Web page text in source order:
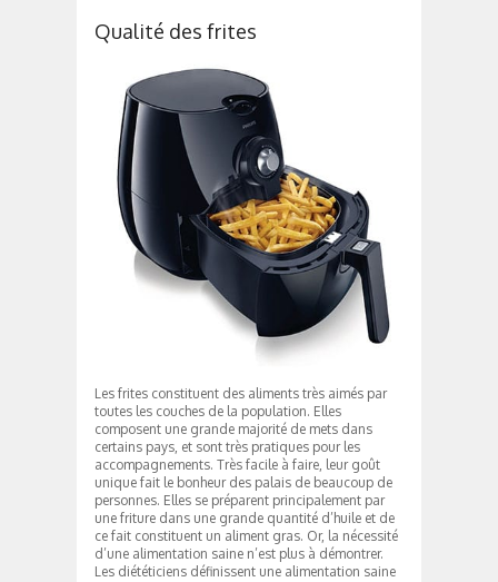
Qualité des frites
Les frites constituent des aliments très aimés par
toutes les couches de la population. Elles
composent une grande majorité de mets dans
certains pays, et sont très pratiques pour les
accompagnements. Très facile à faire, leur goût
unique fait le bonheur des palais de beaucoup de
personnes. Elles se préparent principalement par
une friture dans une grande quantité d’huile et de
ce fait constituent un aliment gras. Or, la nécessité
d’une alimentation saine n’est plus à démontrer.
Les diététiciens définissent une alimentation saine